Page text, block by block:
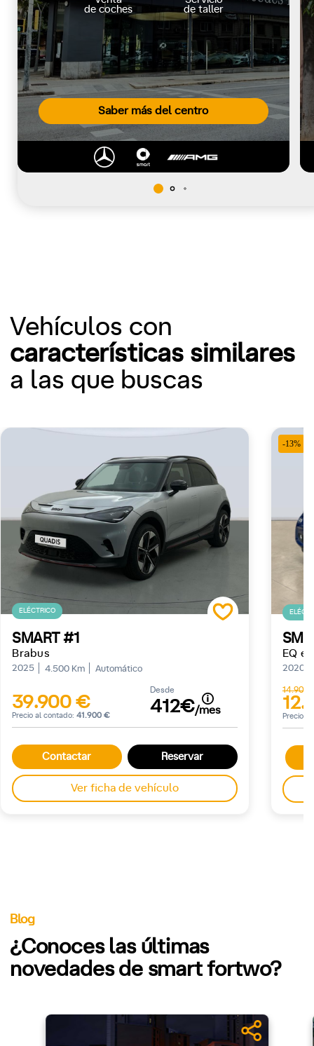
Saber más del centro
de coches
de taller
Vehículos con
características similares
a las que buscas
ELÉCTRICO
SMART #1
Brabus
2025 4.500 Km Automático
39.900 €
Precio al contado: 41.900 €
Desde
412€/mes
Contactar Reservar
Ver ficha de vehículo
-13%
EQ
2020
14.900
Precio
Blog
¿Conoces las últimas
novedades de smart fortwo?